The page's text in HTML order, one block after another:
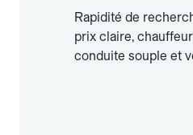
Rapidité de
prix claire,
conduite souple et